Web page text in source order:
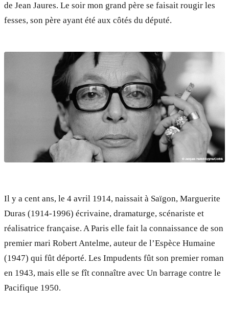
de Jean Jaures. Le soir mon grand père se faisait rougir les
fesses, son père ayant été aux côtés du député.
Il y a cent ans, le 4 avril 1914, naissait à Saïgon, Marguerite
Duras (1914-1996) écrivaine, dramaturge, scénariste et
réalisatrice française. A Paris elle fait la connaissance de son
premier mari Robert Antelme, auteur de l’Espèce Humaine
(1947) qui fût déporté. Les Impudents fût son premier roman
en 1943, mais elle se fît connaître avec Un barrage contre le
Pacifique 1950.